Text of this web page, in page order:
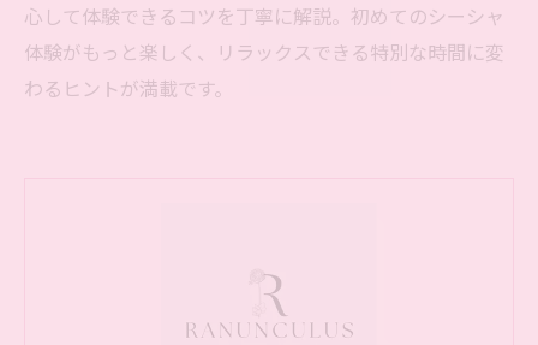
心して体験できるコツを丁寧に解説。初めてのシーシャ
体験がもっと楽しく、リラックスできる特別な時間に変
わるヒントが満載です。